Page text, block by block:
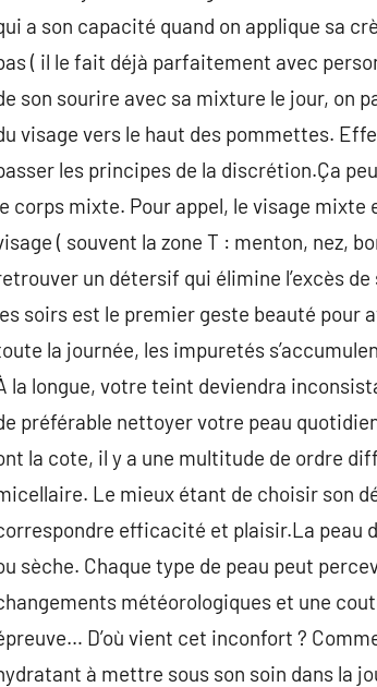
a son capacité quand on applique sa
( il le fait déjà parfaitement avec
son sourire avec sa mixture le jour, on
visage vers le haut des pommettes.
les principes de la discrétion.Ça
corps mixte. Pour appel, le visage
( souvent la zone T : menton, nez,
un détersif qui élimine l’excès
soirs est le premier geste beauté pour
la journée, les impuretés
la longue, votre teint deviendra
préférable nettoyer votre peau
la cote, il y a une multitude de ordre
Le mieux étant de choisir son
efficacité et plaisir.La peau
sèche. Chaque type de peau peut
météorologiques et une
D’où vient cet inconfort ?
à mettre sous son soin dans la